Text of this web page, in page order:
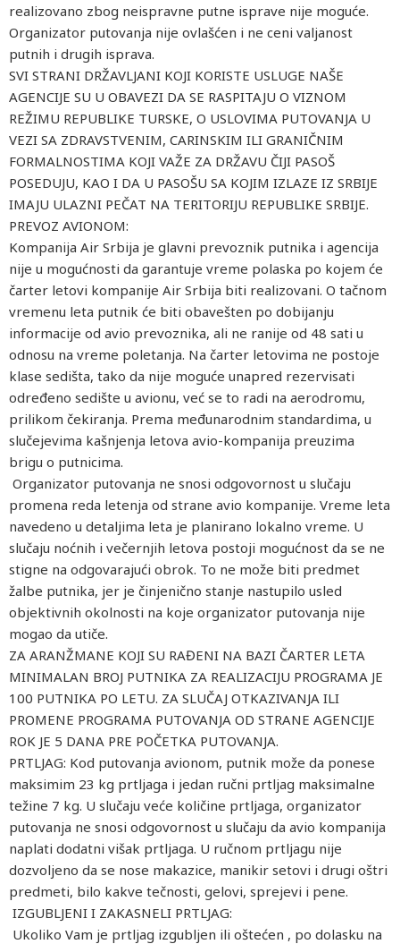
realizovano zbog neispravne putne isprave nije moguće.
Organizator putovanja nije ovlašćen i ne ceni valjanost
putnih i drugih isprava.
SVI STRANI DRŽAVLJANI KOJI KORISTE USLUGE NAŠE
AGENCIJE SU U OBAVEZI DA SE RASPITAJU O VIZNOM
REŽIMU REPUBLIKE TURSKE, O USLOVIMA PUTOVANJA U
VEZI SA ZDRAVSTVENIM, CARINSKIM ILI GRANIČNIM
FORMALNOSTIMA KOJI VAŽE ZA DRŽAVU ČIJI PASOŠ
POSEDUJU, KAO I DA U PASOŠU SA KOJIM IZLAZE IZ SRBIJE
IMAJU ULAZNI PEČAT NA TERITORIJU REPUBLIKE SRBIJE.
PREVOZ AVIONOM:
Kompanija Air Srbija je glavni prevoznik putnika i agencija
nije u mogućnosti da garantuje vreme polaska po kojem će
čarter letovi kompanije Air Srbija biti realizovani. O tačnom
vremenu leta putnik će biti obavešten po dobijanju
informacije od avio prevoznika, ali ne ranije od 48 sati u
odnosu na vreme poletanja. Na čarter letovima ne postoje
klase sedišta, tako da nije moguće unapred rezervisati
određeno sedište u avionu, već se to radi na aerodromu,
prilikom čekiranja. Prema međunarodnim standardima, u
slučejevima kašnjenja letova avio-kompanija preuzima
brigu o putnicima.
Organizator putovanja ne snosi odgovornost u slučaju
promena reda letenja od strane avio kompanije. Vreme leta
navedeno u detaljima leta je planirano lokalno vreme. U
slučaju noćnih i večernjih letova postoji mogućnost da se ne
stigne na odgovarajući obrok. To ne može biti predmet
žalbe putnika, jer je činjenično stanje nastupilo usled
objektivnih okolnosti na koje organizator putovanja nije
mogao da utiče.
ZA ARANŽMANE KOJI SU RAĐENI NA BAZI ČARTER LETA
MINIMALAN BROJ PUTNIKA ZA REALIZACIJU PROGRAMA JE
100 PUTNIKA PO LETU. ZA SLUČAJ OTKAZIVANJA ILI
PROMENE PROGRAMA PUTOVANJA OD STRANE AGENCIJE
ROK JE 5 DANA PRE POČETKA PUTOVANJA.
PRTLJAG: Kod putovanja avionom, putnik može da ponese
maksimim 23 kg prtljaga i jedan ručni prtljag maksimalne
težine 7 kg. U slučaju veće količine prtljaga, organizator
putovanja ne snosi odgovornost u slučaju da avio kompanija
naplati dodatni višak prtljaga. U ručnom prtljagu nije
dozvoljeno da se nose makazice, manikir setovi i drugi oštri
predmeti, bilo kakve tečnosti, gelovi, sprejevi i pene.
IZGUBLJENI I ZAKASNELI PRTLJAG:
Ukoliko Vam je prtljag izgubljen ili oštećen , po dolasku na